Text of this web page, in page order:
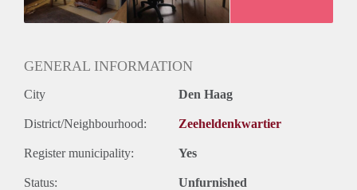
GENERAL INFORMATION
City Den Haag
District/Neighbourhood: Zeeheldenkwartier
Register municipality: Yes
Status: Unfurnished